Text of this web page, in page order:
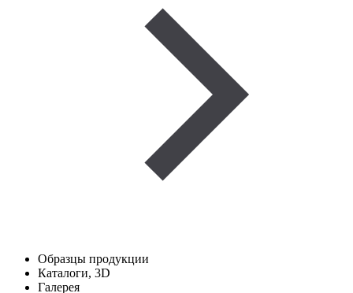
Образцы продукции
Каталоги, 3D
Галерея